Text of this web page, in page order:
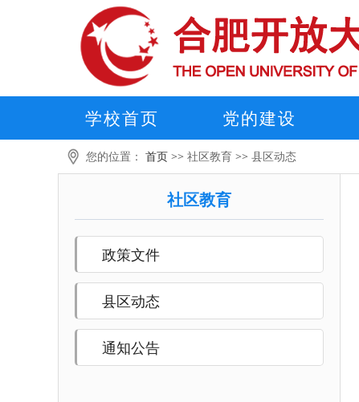
学校首页 党的建设
您的位置： 首页 >> 社区教育 >> 县区动态
社区教育
政策文件
县区动态
通知公告